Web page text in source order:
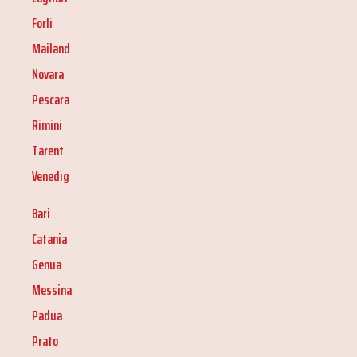
Forli
Mailand
Novara
Pescara
Rimini
Tarent
Venedig
Bari
Catania
Genua
Messina
Padua
Prato